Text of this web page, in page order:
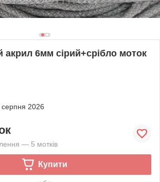
акрил 6мм сірий+срібло моток
серпня 2026
— 5 мотків
Купити